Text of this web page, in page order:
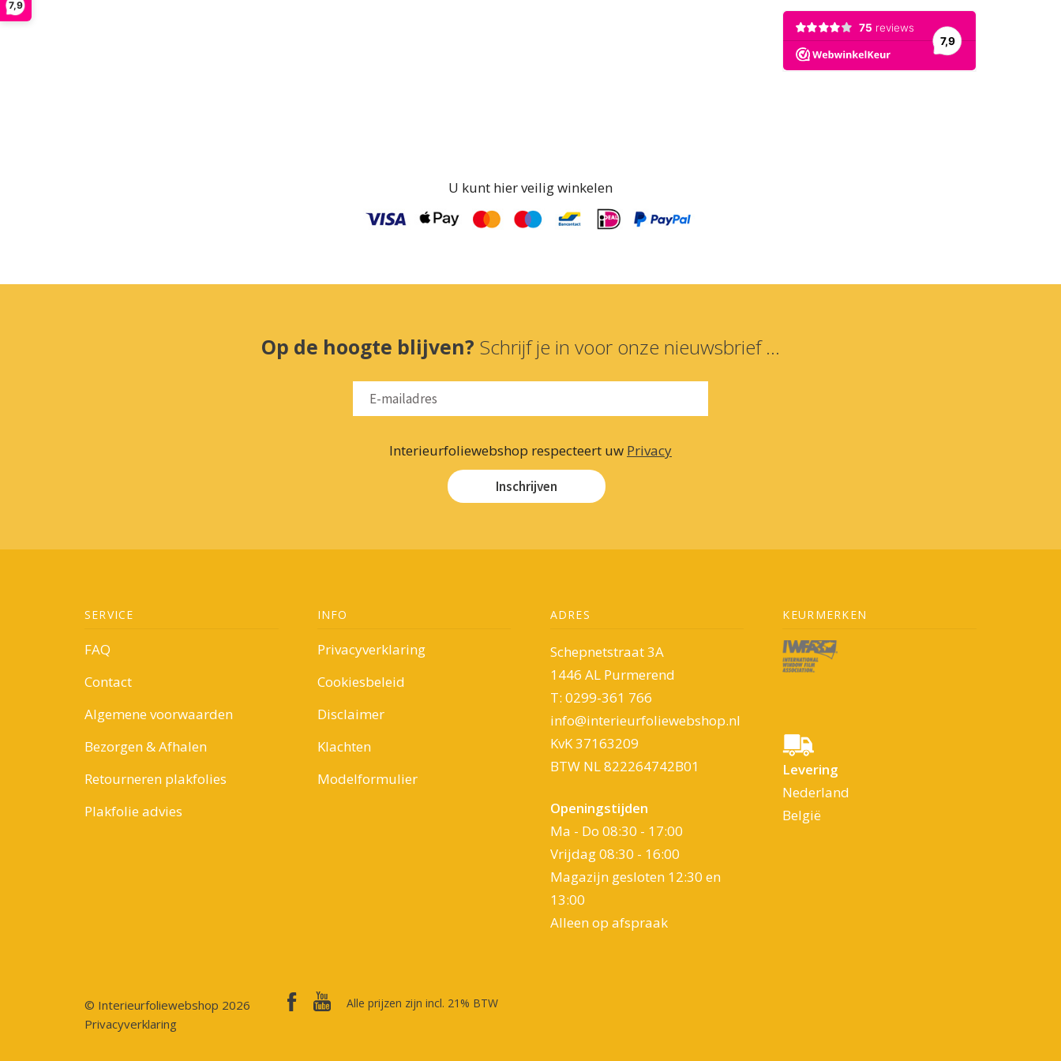
7,9
U kunt hier veilig winkelen
Op de hoogte blijven? Schrijf je in voor onze nieuwsbrief ...
Interieurfoliewebshop respecteert uw Privacy
Inschrijven
SERVICE
FAQ
Contact
Algemene voorwaarden
Bezorgen & Afhalen
Retourneren plakfolies
Plakfolie advies
INFO
Privacyverklaring
Cookiesbeleid
Disclaimer
Klachten
Modelformulier
ADRES
Schepnetstraat 3A
1446 AL Purmerend
T: 0299-361 766
info@interieurfoliewebshop.nl
KvK 37163209
BTW NL 822264742B01
Openingstijden
Ma - Do 08:30 - 17:00
Vrijdag 08:30 - 16:00
Magazijn gesloten 12:30 en
13:00
Alleen op afspraak
KEURMERKEN
Levering
Nederland
België
© Interieurfoliewebshop 2026
Privacyverklaring
Alle prijzen zijn incl. 21% BTW